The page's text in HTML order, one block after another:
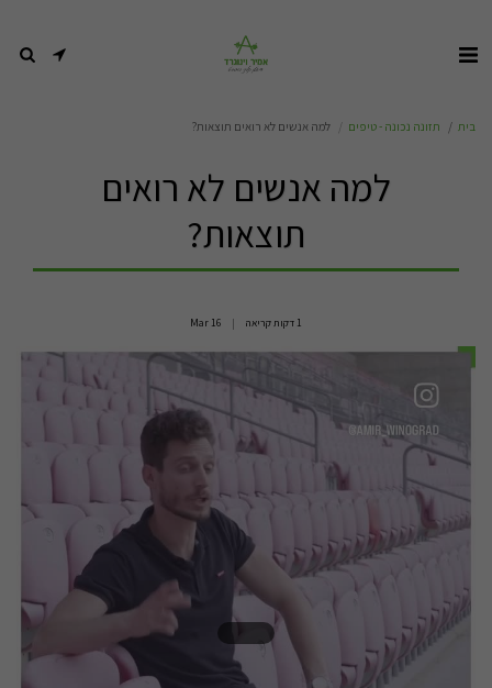
בית תזונה נכונה - טיפים למה אנשים לא רואים תוצאות?
למה אנשים לא רואים
תוצאות?
1 דקות קריאה 16
Mar